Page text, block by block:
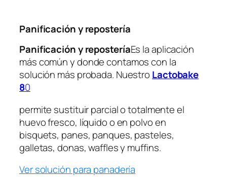
Panificación y repostería
Panificación y reposteríaEs la aplicación
más común y donde contamos con la
solución más probada. Nuestro Lactobake
80
permite sustituir parcial o totalmente el
huevo fresco, líquido o en polvo en
bisquets, panes, panques, pasteles,
galletas, donas, waffles y muffins.
Ver solución para panadería